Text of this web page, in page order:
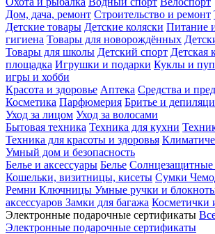
Дом, дача, ремонт Строительство и ремонт
Детские товары Детские коляски Питание
гигиена Товары для новорождённых
Товары для школы Детский спорт Детская
площадка Игрушки и подарки Куклы и
игры и хобби
Красота и здоровье Аптека Средства и
Косметика Парфюмерия Бритье и
Уход за лицом Уход за волосами
Бытовая техника Техника для кухни
Техника для красоты и здоровья
Умный дом и безопасность
Белье и аксессуары Белье Солнцезащитные
Кошельки, визитницы, кисеты Сумки
Ремни Ключницы Умные ручки и
аксессуаров Замки для багажа Косметички
Электронные подарочные сертификаты
Электронные подарочные сертификаты